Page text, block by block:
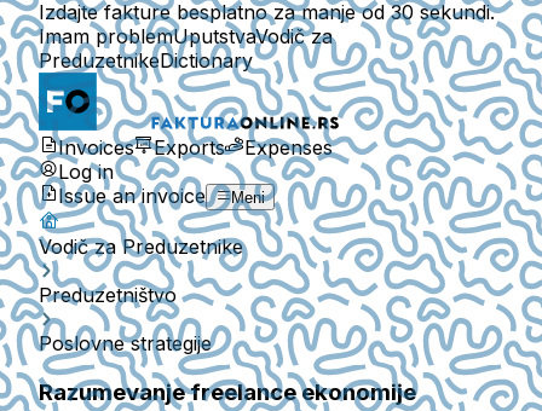
Izdajte fakture besplatno za manje od 30 sekundi.
Imam problemUputstvaVodič za
PreduzetnikeDictionary
Invoices Exports
Expenses
Log in
Issue an invoice
Meni
Vodič za Preduzetnike
Preduzetništvo
Poslovne strategije
Razumevanje freelance ekonomije